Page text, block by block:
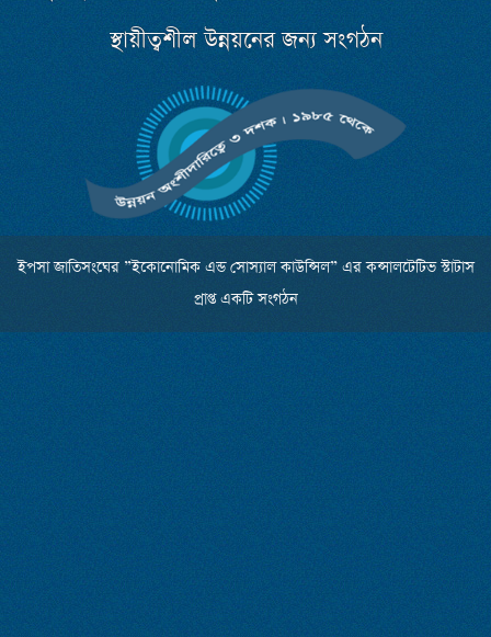
স্থায়ীত্বশীল উন্নয়নের জন্য সংগঠন
ইপসা জাতিসংঘের ”ইকোনোমিক এন্ড সোস্যাল কাউন্সিল” এর কন্সালটেটিভ স্টাটাস
প্রাপ্ত একটি সংগঠন